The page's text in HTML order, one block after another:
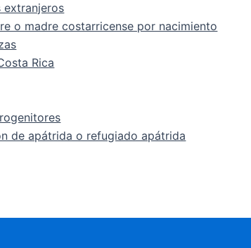
extranjeros
o madre costarricense por nacimiento
Rica
de apátrida o refugiado apátrida